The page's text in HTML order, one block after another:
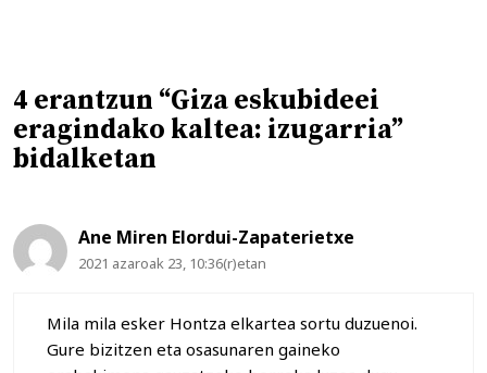
4 erantzun “Giza eskubideei
eragindako kaltea: izugarria”
bidalketan
Ane Miren Elordui-Zapaterietxe
2021 azaroak 23, 10:36(r)etan
Mila mila esker Hontza elkartea sortu duzuenoi.
Gure bizitzen eta osasunaren gaineko